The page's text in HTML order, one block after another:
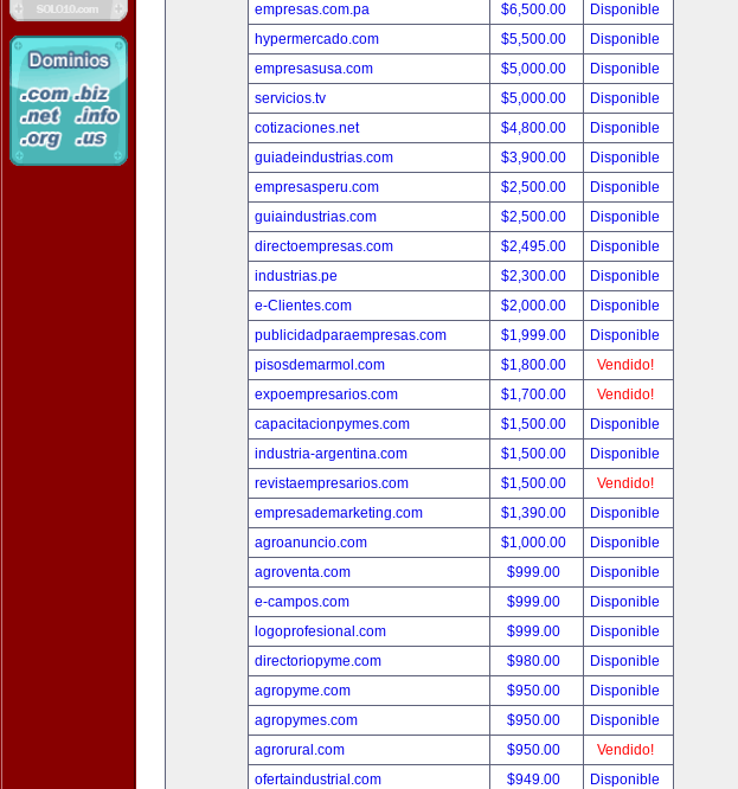
empresas.com.pa
$6,500.00
Disponible
hypermercado.com
$5,500.00
Disponible
empresasusa.com
$5,000.00
Disponible
servicios.tv
$5,000.00
Disponible
cotizaciones.net
$4,800.00
Disponible
guiadeindustrias.com
$3,900.00
Disponible
empresasperu.com
$2,500.00
Disponible
guiaindustrias.com
$2,500.00
Disponible
directoempresas.com
$2,495.00
Disponible
industrias.pe
$2,300.00
Disponible
e-Clientes.com
$2,000.00
Disponible
publicidadparaempresas.com
$1,999.00
Disponible
pisosdemarmol.com
$1,800.00
Vendido!
expoempresarios.com
$1,700.00
Vendido!
capacitacionpymes.com
$1,500.00
Disponible
industria-argentina.com
$1,500.00
Disponible
revistaempresarios.com
$1,500.00
Vendido!
empresademarketing.com
$1,390.00
Disponible
agroanuncio.com
$1,000.00
Disponible
agroventa.com
$999.00
Disponible
e-campos.com
$999.00
Disponible
logoprofesional.com
$999.00
Disponible
directoriopyme.com
$980.00
Disponible
agropyme.com
$950.00
Disponible
agropymes.com
$950.00
Disponible
agrorural.com
$950.00
Vendido!
ofertaindustrial.com
$949.00
Disponible